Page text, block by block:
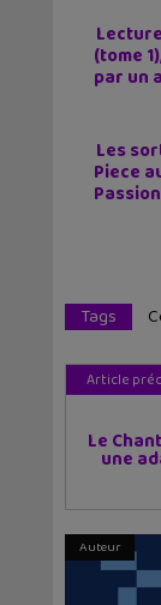
(tome
par un
Les
Piece
Tags
Article
Le
une
Auteur